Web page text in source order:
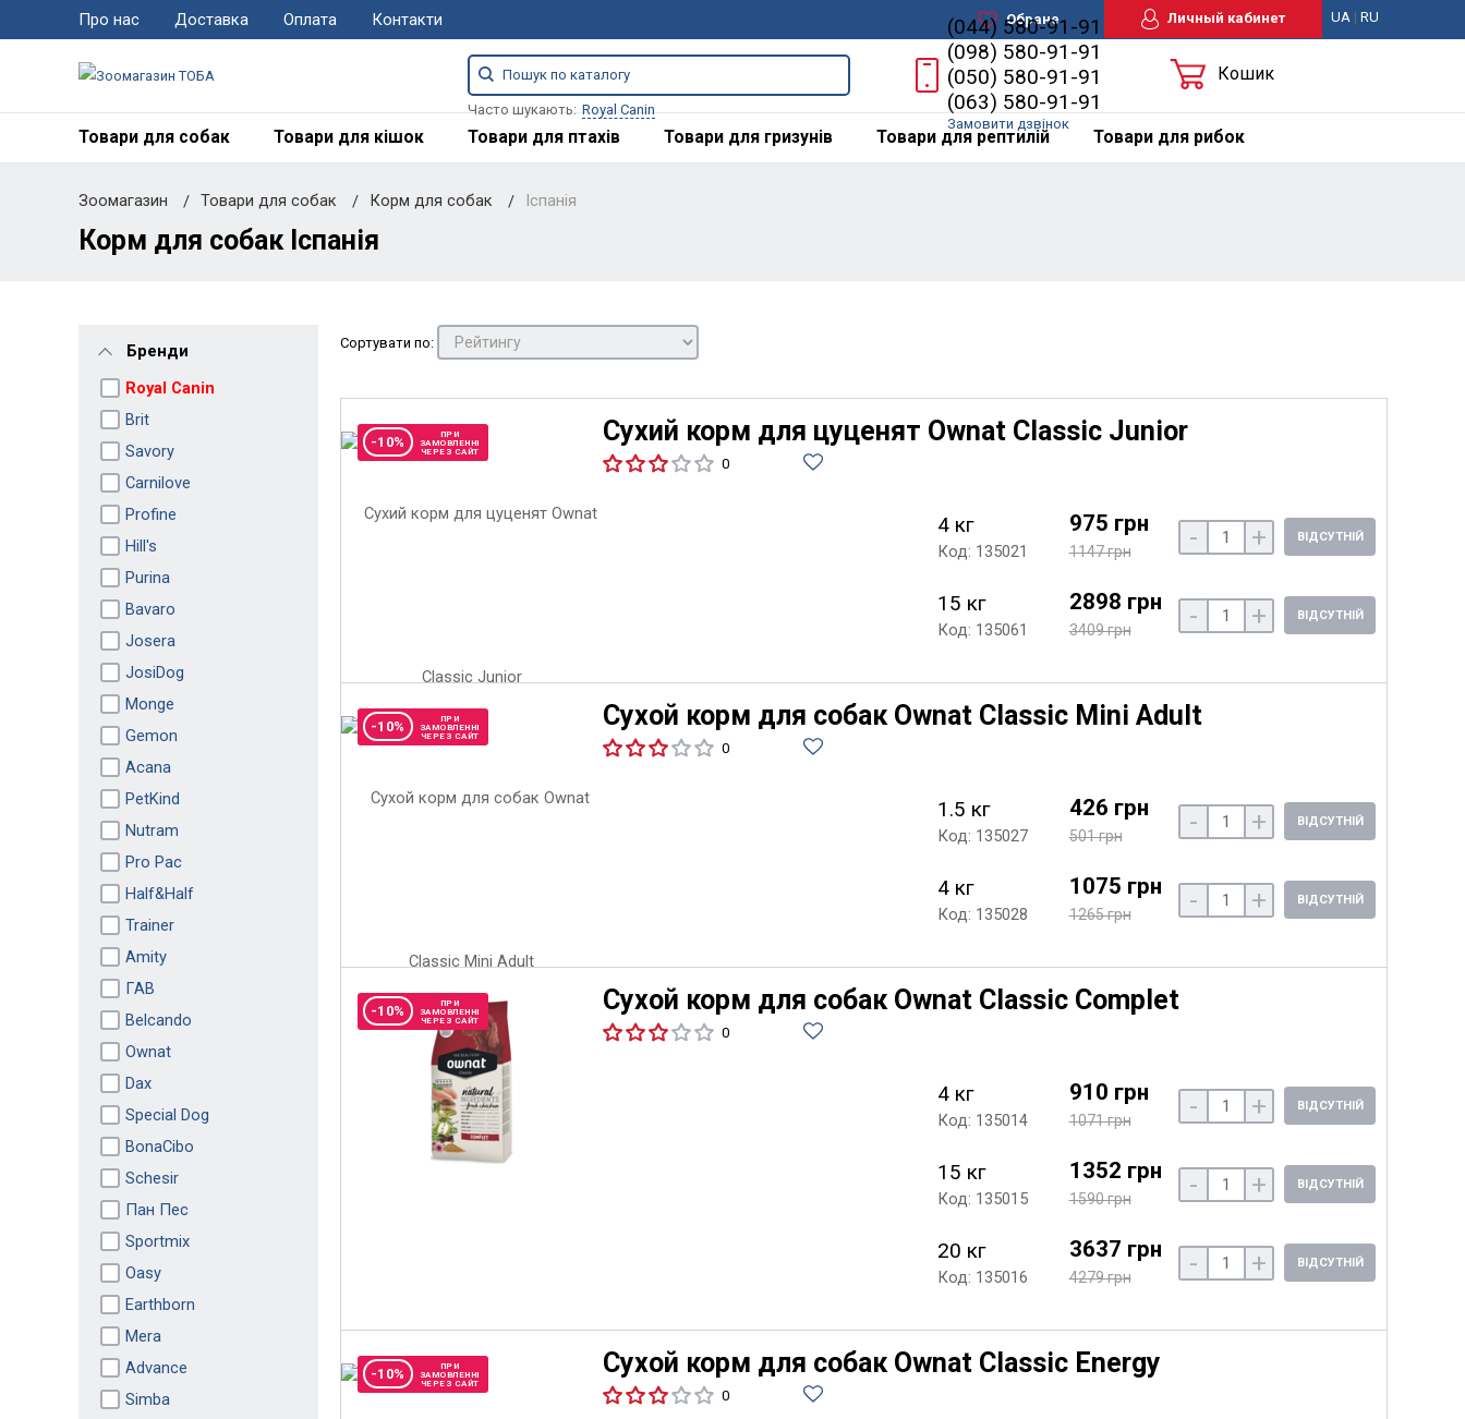
Про нас Доставка Оплата Контакти Обране Личный кабинет UA| RU
Часто шукають: Royal Canin
(044) 580-91-91
(098) 580-91-91
(050) 580-91-91
(063) 580-91-91
Замовити дзвінок
Кошик
Товари для собак Товари для кішок Товари для птахів Товари для гризунів Товари для рептилій Товари для рибок
Зоомагазин Товари для собак Корм для собак Іспанія
Корм для собак Іспанія
Бренди
Royal Canin
Brit
Savory
Carnilove
Profine
Hill's
Purina
Bavaro
Josera
JosiDog
Monge
Gemon
Acana
PetKind
Nutram
Pro Pac
Half&Half
Trainer
Amity
ГАВ
Belcando
Ownat
Dax
Special Dog
BonaCibo
Schesir
Пан Пес
Sportmix
Oasy
Earthborn
Mera
Advance
Simba
Сортувати по:
-10%
ПРИ
ЗАМОВЛЕННІ
ЧЕРЕЗ САЙТ
Сухий корм для цуценят Ownat Classic Junior
0
4 кг
Код: 135021
975 грн
1147 грн - + ВІДСУТНІЙ
15 кг
Код: 135061
2898 грн
3409 грн - + ВІДСУТНІЙ
-10%
ПРИ
ЗАМОВЛЕННІ
ЧЕРЕЗ САЙТ
Сухой корм для собак Ownat Classic Mini Adult
0
1.5 кг
Код: 135027
426 грн
501 грн - + ВІДСУТНІЙ
4 кг
Код: 135028
1075 грн
1265 грн - + ВІДСУТНІЙ
-10%
ПРИ
ЗАМОВЛЕННІ
ЧЕРЕЗ САЙТ
Сухой корм для собак Ownat Classic Complet
0
4 кг
Код: 135014
910 грн
1071 грн - + ВІДСУТНІЙ
15 кг
Код: 135015
1352 грн
1590 грн - + ВІДСУТНІЙ
20 кг
Код: 135016
3637 грн
4279 грн - + ВІДСУТНІЙ
-10%
ПРИ
ЗАМОВЛЕННІ
ЧЕРЕЗ САЙТ
Сухой корм для собак Ownat Classic Energy
0